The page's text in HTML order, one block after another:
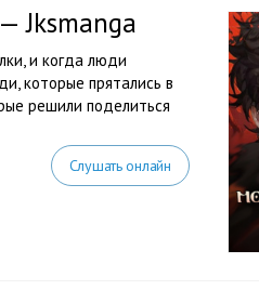
Jksmanga
и когда люди
которые прятались в
решили поделиться
Слушать онлайн